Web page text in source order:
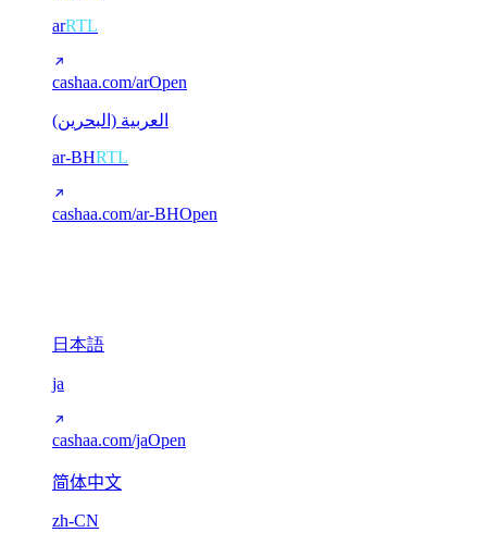
arRTL
cashaa.com/arOpen
العربية (البحرين)
ar-BHRTL
cashaa.com/ar-BHOpen
日本語
ja
cashaa.com/jaOpen
简体中文
zh-CN